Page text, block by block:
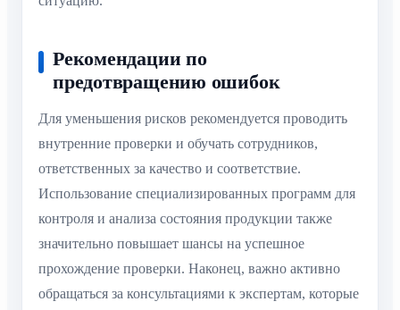
Рекомендации по
предотвращению ошибок
Для уменьшения рисков рекомендуется проводить
внутренние проверки и обучать сотрудников,
ответственных за качество и соответствие.
Использование специализированных программ для
контроля и анализа состояния продукции также
значительно повышает шансы на успешное
прохождение проверки. Наконец, важно активно
обращаться за консультациями к экспертам, которые